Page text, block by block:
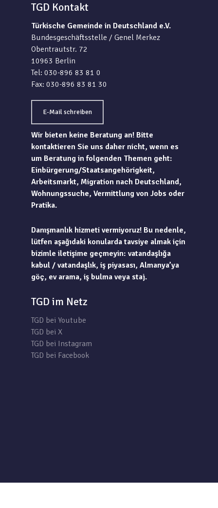
TGD Kontakt
Türkische Gemeinde in Deutschland e.V.
Bundesgeschäftsstelle / Genel Merkez
Obentrautstr. 72
10963 Berlin
Tel: 030-896 83 81 0
Fax: 030-896 83 81 30
E-Mail schreiben
Wir bieten keine Beratung an! Bitte
kontaktieren Sie uns daher nicht, wenn es
um Beratung in folgenden Themen geht:
Einbürgerung/Staatsangehörigkeit,
Arbeitsmarkt, Migration nach Deutschland,
Wohnungssuche, Vermittlung von Jobs oder
Pratika.
Danışmanlık hizmeti vermiyoruz! Bu nedenle,
lütfen aşağıdaki konularda tavsiye almak için
bizimle iletişime geçmeyin: vatandaşlığa
kabul / vatandaşlık, iş piyasası, Almanya’ya
göç, ev arama, iş bulma veya staj.
TGD im Netz
TGD bei Youtube
TGD bei X
TGD bei Instagram
TGD bei Facebook